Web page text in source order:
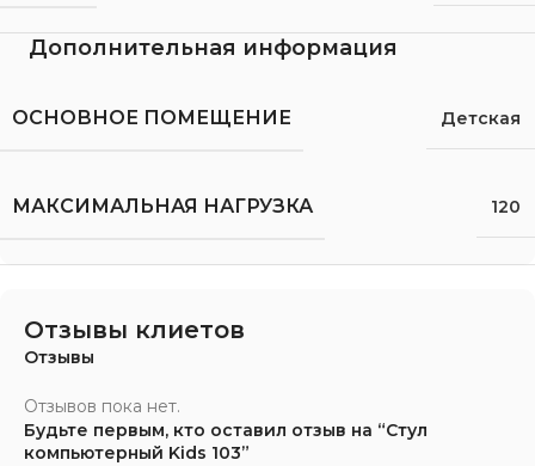
Дополнительная информация
ОСНОВНОЕ ПОМЕЩЕНИЕ Детская
МАКСИМАЛЬНАЯ НАГРУЗКА 120
Отзывы клиетов
Отзывы
Отзывов пока нет.
Будьте первым, кто оставил отзыв на “Стул
компьютерный Kids 103”